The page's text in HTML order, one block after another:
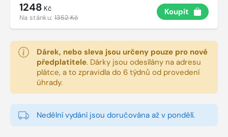
1248 Kč
Na stánku:1352 Kč
Koupit
Dárek, nebo sleva jsou určeny pouze pro nové
předplatitele. Dárky jsou odesílány na adresu
plátce, a to zpravidla do 6 týdnů od provedení
úhrady.
Nedělní vydání jsou doručována až v pondělí.